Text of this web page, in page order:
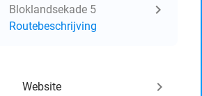
Bloklandsekade 5
Routebeschrijving
Website keyboard_arrow_right